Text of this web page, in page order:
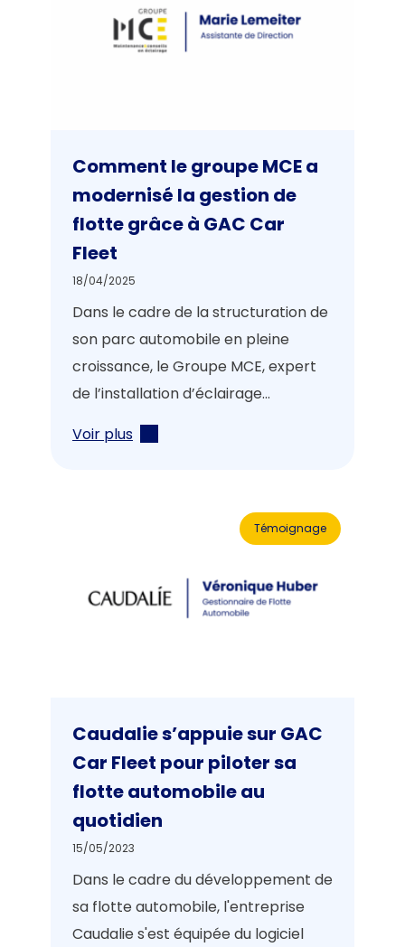
Comment le groupe MCE a
modernisé la gestion de
flotte grâce à GAC Car
Fleet
18/04/2025
Dans le cadre de la structuration de
son parc automobile en pleine
croissance, le Groupe MCE, expert
de l’installation d’éclairage...
Voir plus
Témoignage
Caudalie s’appuie sur GAC
Car Fleet pour piloter sa
flotte automobile au
quotidien
15/05/2023
Dans le cadre du développement de
sa flotte automobile, l'entreprise
Caudalie s'est équipée du logiciel